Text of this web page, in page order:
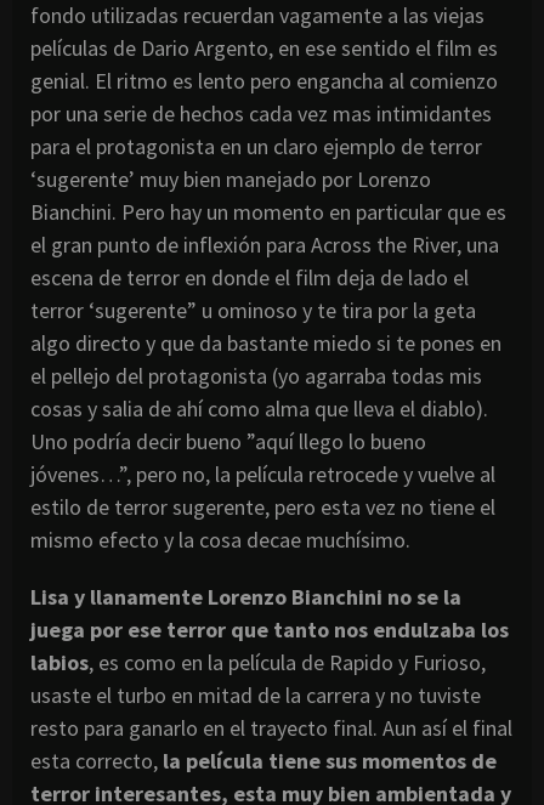
fondo utilizadas recuerdan vagamente a las viejas
películas de Dario Argento, en ese sentido el film es
genial. El ritmo es lento pero engancha al comienzo
por una serie de hechos cada vez mas intimidantes
para el protagonista en un claro ejemplo de terror
‘sugerente’ muy bien manejado por Lorenzo
Bianchini. Pero hay un momento en particular que es
el gran punto de inflexión para Across the River, una
escena de terror en donde el film deja de lado el
terror ‘sugerente” u ominoso y te tira por la geta
algo directo y que da bastante miedo si te pones en
el pellejo del protagonista (yo agarraba todas mis
cosas y salia de ahí como alma que lleva el diablo).
Uno podría decir bueno ”aquí llego lo bueno
jóvenes…”, pero no, la película retrocede y vuelve al
estilo de terror sugerente, pero esta vez no tiene el
mismo efecto y la cosa decae muchísimo.
Lisa y llanamente Lorenzo Bianchini no se la
juega por ese terror que tanto nos endulzaba los
labios, es como en la película de Rapido y Furioso,
usaste el turbo en mitad de la carrera y no tuviste
resto para ganarlo en el trayecto final. Aun así el final
esta correcto, la película tiene sus momentos de
terror interesantes, esta muy bien ambientada y